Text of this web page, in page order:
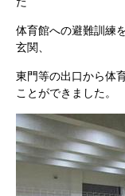
体育館への避難訓練
玄関、
東門等の出口から体
ことができました。